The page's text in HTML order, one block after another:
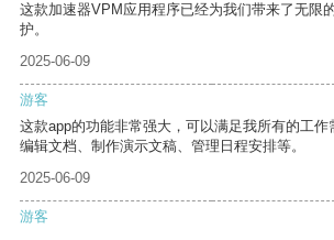
这款加速器VPM应用程序已经为我们带来了无限
护。
2025-06-09
游客
这款app的功能非常强大，可以满足我所有的工
编辑文档、制作演示文稿、管理日程安排等。
2025-06-09
游客